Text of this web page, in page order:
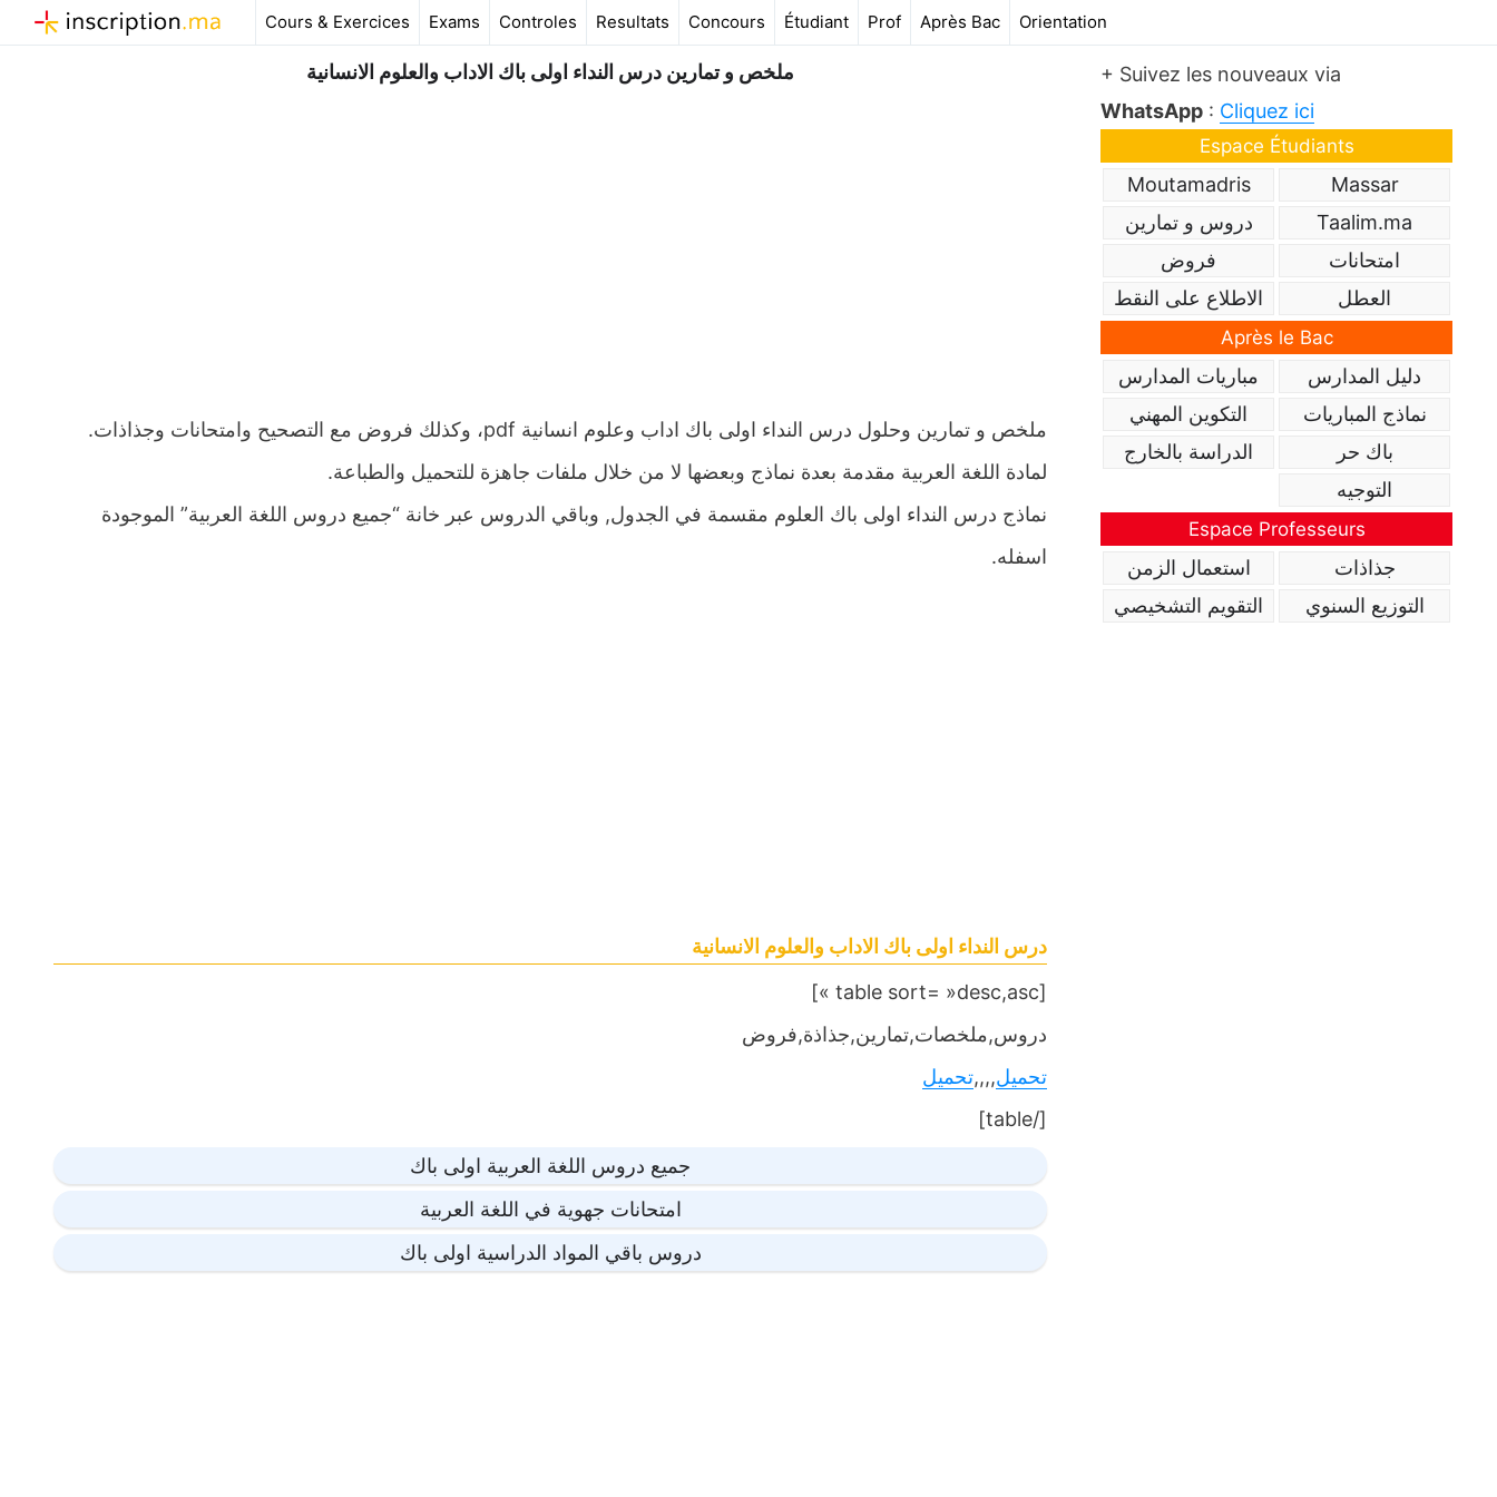
au
Cours & Exercices Exams Controles Resultats Concours Étudiant Prof Après Bac Orientation
ملخص و تمارين درس النداء اولى باك الاداب والعلوم الانسانية
ملخص و تمارين وحلول درس النداء اولى باك اداب وعلوم انسانية pdf، وكذلك فروض مع التصحيح وامتحانات وجذاذات.
لمادة اللغة العربية مقدمة بعدة نماذج وبعضها لا من خلال ملفات جاهزة للتحميل والطباعة.
نماذج درس النداء اولى باك العلوم مقسمة في الجدول, وباقي الدروس عبر خانة “جميع دروس اللغة العربية” الموجودة
اسفله.
درس النداء اولى باك الاداب والعلوم الانسانية
[table sort= »desc,asc »]
دروس,ملخصات,تمارين,جذاذة,فروض
تحميل,,,,تحميل
[/table]
جميع دروس اللغة العربية اولى باك
امتحانات جهوية في اللغة العربية
دروس باقي المواد الدراسية اولى باك
+ Suivez les nouveaux via
WhatsApp : Cliquez ici
Espace Étudiants
Massar
Moutamadris
Taalim.ma
دروس و تمارين
امتحانات
فروض
العطل
الاطلاع على النقط
Après le Bac
دليل المدارس
مباريات المدارس
نماذج المباريات
التكوين المهني
باك حر
الدراسة بالخارج
التوجيه
Espace Professeurs
جذاذات
استعمال الزمن
التوزيع السنوي
التقويم التشخيصي